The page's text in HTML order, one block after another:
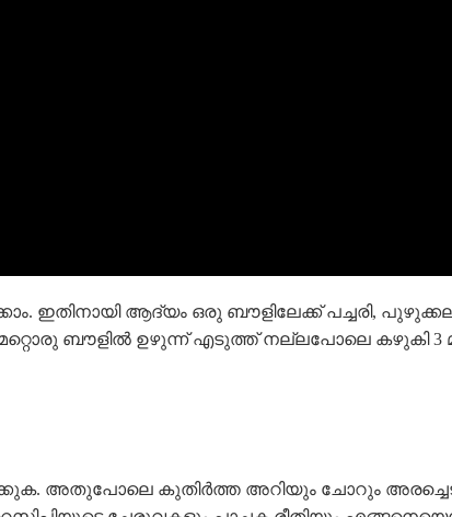
ആദ്യം ഒരു ബൗളിലേക്ക് പച്ചരി,
ബൗളിൽ ഉഴുന്ന് എടുത്ത് നല്ലപോലെ കഴുകി 3
അതുപോലെ കുതിർത്ത അറിയും ചോറും